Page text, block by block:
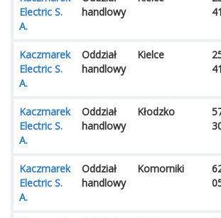
Electric S.
A.
handlowy
Kaczmarek
Electric S.
A.
Oddział
handlowy
Kielce
Kaczmarek
Electric S.
A.
Oddział
handlowy
Kłodzko
Kaczmarek
Electric S.
A.
Oddział
handlowy
Komorniki